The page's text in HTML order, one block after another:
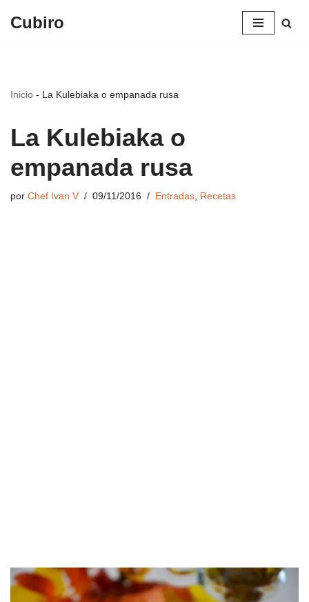
Cubiro
Inicio - La Kulebiaka o empanada rusa
La Kulebiaka o
empanada rusa
por Chef Ivan V 09/11/2016 Entradas, Recetas